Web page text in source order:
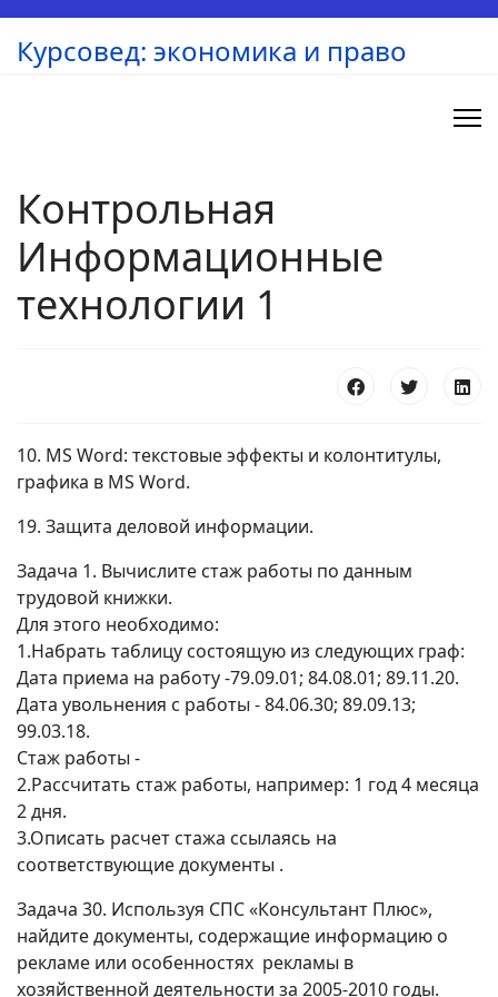
Курсовед: экономика и право
Контрольная
Информационные
технологии 1
10. MS Word: текстовые эффекты и колонтитулы,
графика в MS Word.
19. Защита деловой информации.
Задача 1. Вычислите стаж работы по данным
трудовой книжки.
Для этого необходимо:
1.Набрать таблицу состоящую из следующих граф:
Дата приема на работу -79.09.01; 84.08.01; 89.11.20.
Дата увольнения с работы - 84.06.30; 89.09.13;
99.03.18.
Стаж работы -
2.Рассчитать стаж работы, например: 1 год 4 месяца
2 дня.
3.Описать расчет стажа ссылаясь на
соответствующие документы .
Задача 30. Используя СПС «Консультант Плюс»,
найдите документы, содержащие информацию о
рекламе или особенностях рекламы в
хозяйственной деятельности за 2005-2010 годы.